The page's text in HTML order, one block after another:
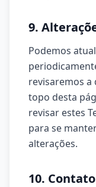
9.
Podemos
revisaremos
topo desta
revisar estes
para se
alterações.
10. Contato